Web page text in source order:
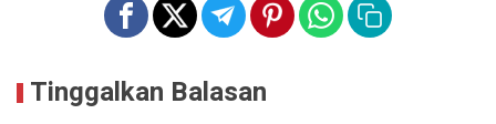
Tinggalkan Balasan